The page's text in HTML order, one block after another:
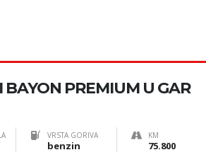
BAYON PREMIUM U GAR
VRSTA GORIVA
benzin
KM
75.800